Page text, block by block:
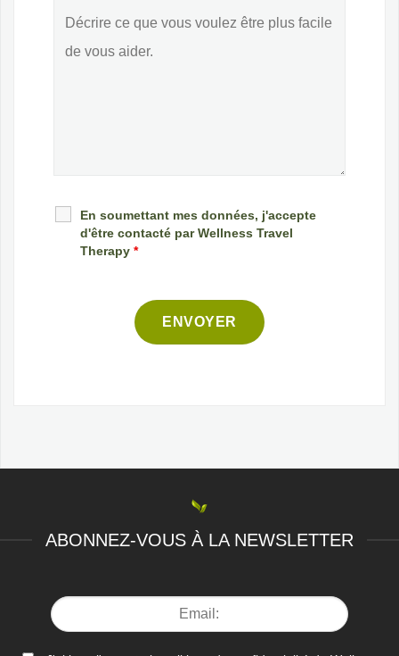
En soumettant mes données, j'accepte
d'être contacté par Wellness Travel
Therapy *
ABONNEZ-VOUS À LA NEWSLETTER